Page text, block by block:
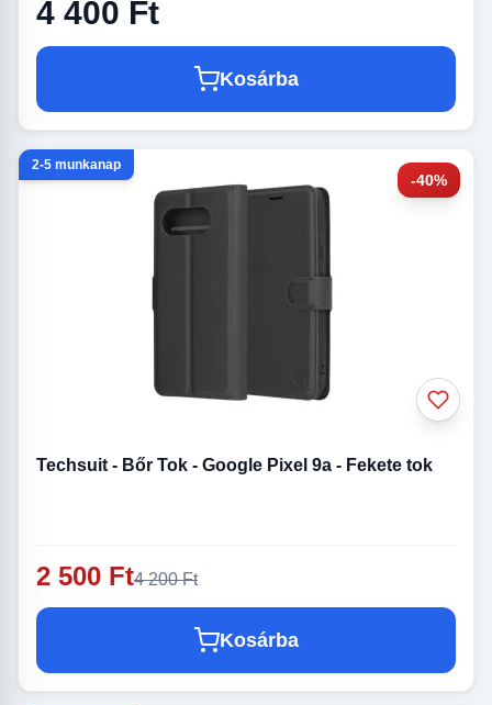
4 400 Ft
Kosárba
-40%
2-5 munkanap
Techsuit - Bőr Tok - Google Pixel 9a - Fekete tok
2 500 Ft4 200 Ft
Kosárba